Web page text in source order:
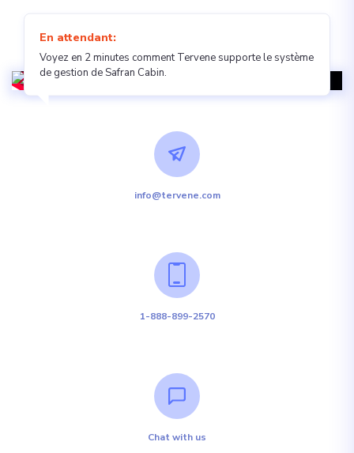
En attendant:
Voyez en 2 minutes comment Tervene supporte le système
de gestion de Safran Cabin.
info@tervene.com
1-888-899-2570
Chat with us